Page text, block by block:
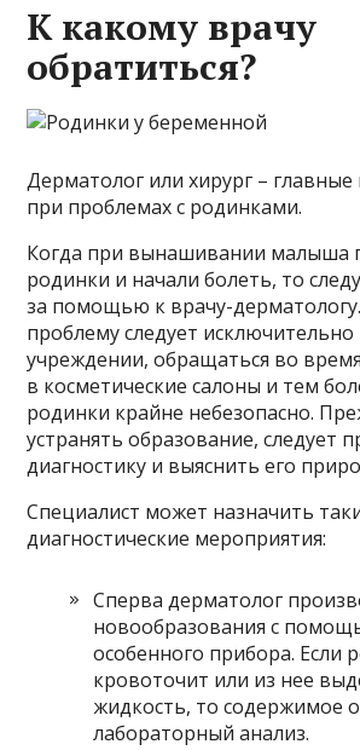
К какому врачу
обратиться?
Дерматолог или хирург –
при проблемах с родинками.
Когда при вынашивании малыша
родинки и начали болеть, то
за помощью к врачу-
проблему следует
учреждении, обращаться во
в косметические салоны и тем
родинки крайне небезопасно.
устранять образование, следует
диагностику и выяснить его
Специалист может назначить
диагностические мероприятия:
Сперва дерматолог
новообразования с
особенного прибора. Если
кровоточит или из нее
жидкость, то содержимое
лабораторный анализ.